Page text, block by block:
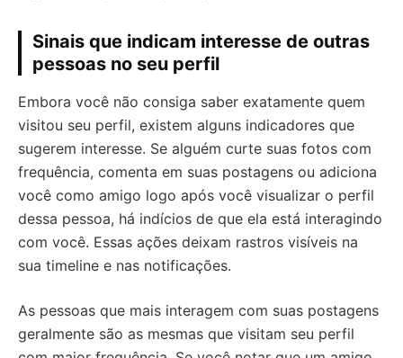
Sinais que indicam interesse de outras
pessoas no seu perfil
Embora você não consiga saber exatamente quem
visitou seu perfil, existem alguns indicadores que
sugerem interesse. Se alguém curte suas fotos com
frequência, comenta em suas postagens ou adiciona
você como amigo logo após você visualizar o perfil
dessa pessoa, há indícios de que ela está interagindo
com você. Essas ações deixam rastros visíveis na
sua timeline e nas notificações.
As pessoas que mais interagem com suas postagens
geralmente são as mesmas que visitam seu perfil